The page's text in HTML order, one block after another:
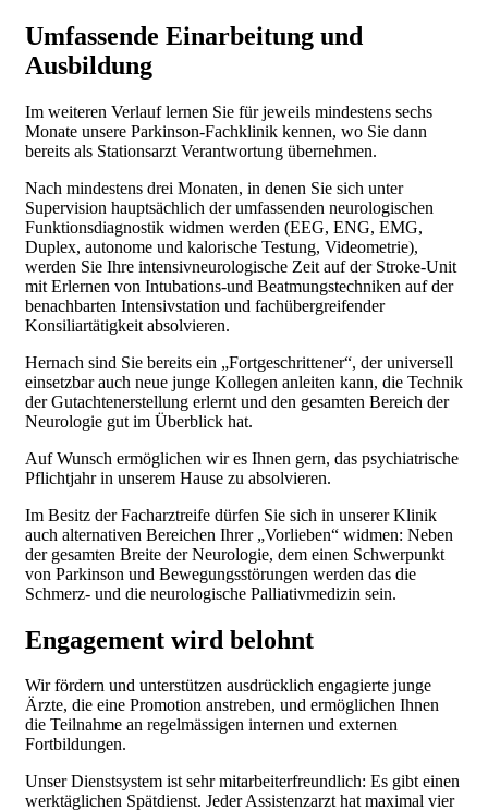
Umfassende Einarbeitung und
Ausbildung
Im weiteren Verlauf lernen Sie für jeweils mindestens sechs
Monate unsere Parkinson-Fachklinik kennen, wo Sie dann
bereits als Stationsarzt Verantwortung übernehmen.
Nach mindestens drei Monaten, in denen Sie sich unter
Supervision hauptsächlich der umfassenden neurologischen
Funktionsdiagnostik widmen werden (EEG, ENG, EMG,
Duplex, autonome und kalorische Testung, Videometrie),
werden Sie Ihre intensivneurologische Zeit auf der Stroke-Unit
mit Erlernen von Intubations-und Beatmungstechniken auf der
benachbarten Intensivstation und fachübergreifender
Konsiliartätigkeit absolvieren.
Hernach sind Sie bereits ein „Fortgeschrittener“, der universell
einsetzbar auch neue junge Kollegen anleiten kann, die Technik
der Gutachtenerstellung erlernt und den gesamten Bereich der
Neurologie gut im Überblick hat.
Auf Wunsch ermöglichen wir es Ihnen gern, das psychiatrische
Pflichtjahr in unserem Hause zu absolvieren.
Im Besitz der Facharztreife dürfen Sie sich in unserer Klinik
auch alternativen Bereichen Ihrer „Vorlieben“ widmen: Neben
der gesamten Breite der Neurologie, dem einen Schwerpunkt
von Parkinson und Bewegungsstörungen werden das die
Schmerz- und die neurologische Palliativmedizin sein.
Engagement wird belohnt
Wir fördern und unterstützen ausdrücklich engagierte junge
Ärzte, die eine Promotion anstreben, und ermöglichen Ihnen
die Teilnahme an regelmässigen internen und externen
Fortbildungen.
Unser Dienstsystem ist sehr mitarbeiterfreundlich: Es gibt einen
werktäglichen Spätdienst. Jeder Assistenzarzt hat maximal vier